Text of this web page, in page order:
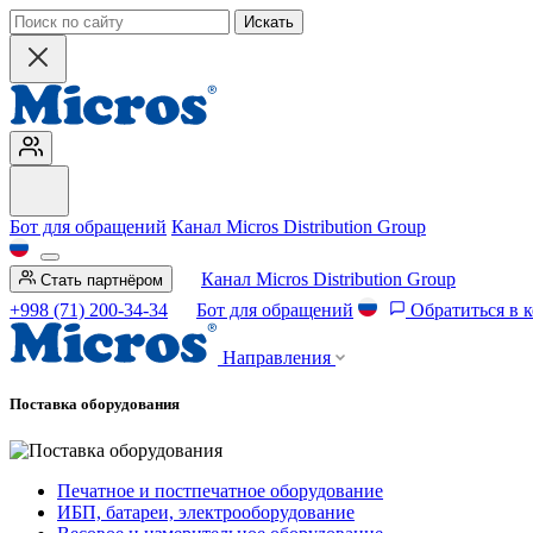
Искать
Бот для обращений Канал Micros Distribution Group
Стать партнёром
Канал Micros Distribution Group
+998 (71) 200-34-34
Бот для обращений Обратиться в
Направления
Поставка оборудования
Печатное и постпечатное оборудование
ИБП, батареи, электрооборудование